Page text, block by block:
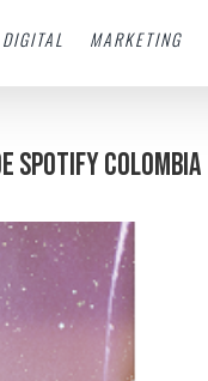
MARKETING
SPOTIFY COLOMBIA